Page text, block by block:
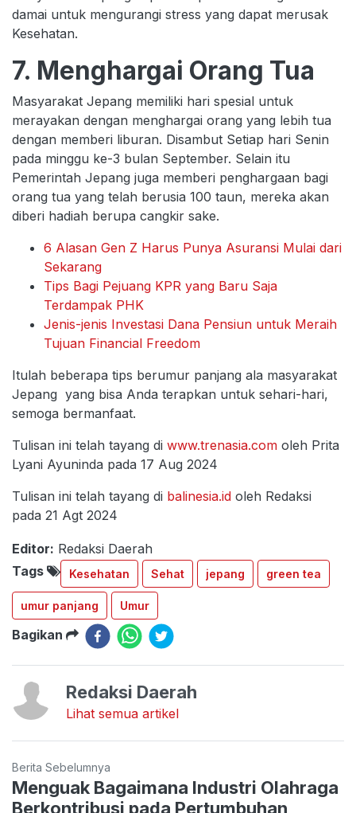
damai untuk mengurangi stress yang dapat merusak
Kesehatan.
7. Menghargai Orang Tua
Masyarakat Jepang memiliki hari spesial untuk
merayakan dengan menghargai orang yang lebih tua
dengan memberi liburan. Disambut Setiap hari Senin
pada minggu ke-3 bulan September. Selain itu
Pemerintah Jepang juga memberi penghargaan bagi
orang tua yang telah berusia 100 taun, mereka akan
diberi hadiah berupa cangkir sake.
6 Alasan Gen Z Harus Punya Asuransi Mulai dari
Sekarang
Tips Bagi Pejuang KPR yang Baru Saja
Terdampak PHK
Jenis-jenis Investasi Dana Pensiun untuk Meraih
Tujuan Financial Freedom
Itulah beberapa tips berumur panjang ala masyarakat
Jepang yang bisa Anda terapkan untuk sehari-hari,
semoga bermanfaat.
Tulisan ini telah tayang di www.trenasia.com oleh Prita
Lyani Ayuninda pada 17 Aug 2024
Tulisan ini telah tayang di balinesia.id oleh Redaksi
pada 21 Agt 2024
Editor: Redaksi Daerah
Tags
Kesehatan Sehat jepang green tea
umur panjang Umur
Bagikan
Redaksi Daerah
Lihat semua artikel
Berita Sebelumnya
Menguak Bagaimana Industri Olahraga
Berkontribusi pada Pertumbuhan